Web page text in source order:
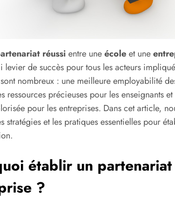
réussi entre uneécoleet une
levier de succès pour tous les acteurs
nombreux : une meilleure employabilité
ressources précieuses pour les enseignants
pour les entreprises. Dans cet article,
stratégies et les pratiques essentielles pour
établir un partenariat
?